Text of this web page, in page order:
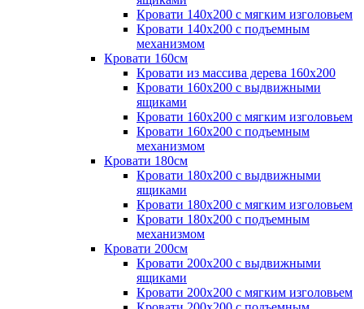
Кровати 140х200 с мягким изголовьем
Кровати 140х200 с подъемным
механизмом
Кровати 160см
Кровати из массива дерева 160х200
Кровати 160х200 с выдвижными
ящиками
Кровати 160х200 с мягким изголовьем
Кровати 160х200 с подъемным
механизмом
Кровати 180см
Кровати 180х200 с выдвижными
ящиками
Кровати 180х200 с мягким изголовьем
Кровати 180х200 с подъемным
механизмом
Кровати 200см
Кровати 200х200 с выдвижными
ящиками
Кровати 200х200 с мягким изголовьем